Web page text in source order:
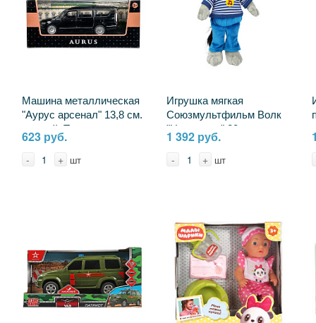
Машина металлическая
"Аурус арсенал" 13,8 см.
черный, Технопарк
ARSENAL-143-BK
623 руб.
- + шт
Игрушка мягкая
Союзмультфильм Волк
"Ну, погоди" 20 см.
музыкальная Мульти-
пульти V70543-25A (24)
1 392 руб.
- + шт